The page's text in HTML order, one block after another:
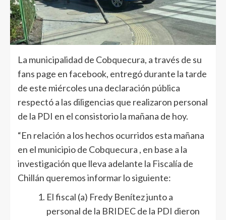
La municipalidad de Cobquecura, a través de su
fans page en facebook, entregó durante la tarde
de este miércoles una declaración pública
respectó a las diligencias que realizaron personal
de la PDI en el consistorio la mañana de hoy.
“En relación a los hechos ocurridos esta mañana
en el municipio de Cobquecura , en base a la
investigación que lleva adelante la Fiscalía de
Chillán queremos informar lo siguiente:
El fiscal (a) Fredy Benítez junto a
personal de la BRIDEC de la PDI dieron